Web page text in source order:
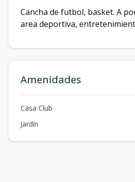
Cancha de futbol, basket. A
area deportiva,
Amenidades
Casa Club
Jardín